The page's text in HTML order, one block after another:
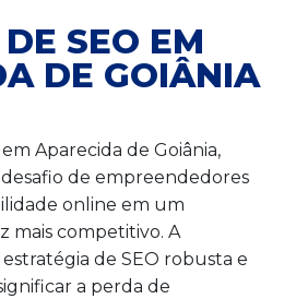
SEO EM
DE GOIÂNIA
Aparecida de Goiânia,
de empreendedores
online em um
mais competitivo. A
de SEO robusta e
a perda de